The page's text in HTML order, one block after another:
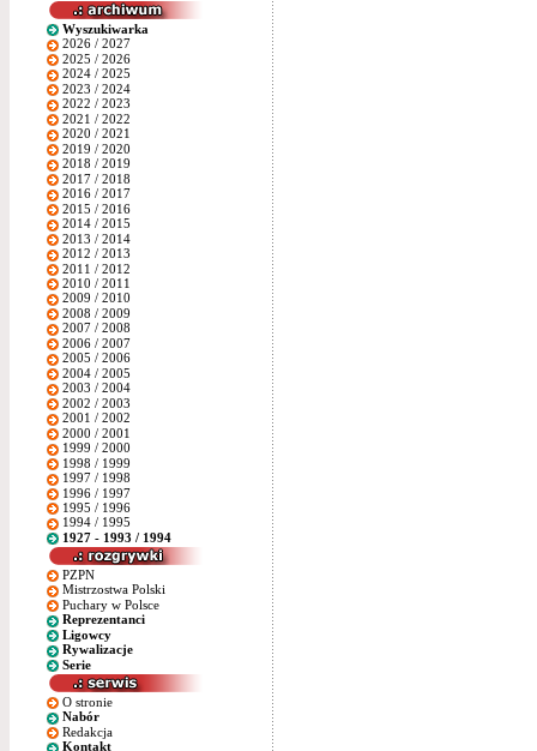
Wyszukiwarka
2026 / 2027
2025 / 2026
2024 / 2025
2023 / 2024
2022 / 2023
2021 / 2022
2020 / 2021
2019 / 2020
2018 / 2019
2017 / 2018
2016 / 2017
2015 / 2016
2014 / 2015
2013 / 2014
2012 / 2013
2011 / 2012
2010 / 2011
2009 / 2010
2008 / 2009
2007 / 2008
2006 / 2007
2005 / 2006
2004 / 2005
2003 / 2004
2002 / 2003
2001 / 2002
2000 / 2001
1999 / 2000
1998 / 1999
1997 / 1998
1996 / 1997
1995 / 1996
1994 / 1995
1927 - 1993 / 1994
PZPN
Mistrzostwa Polski
Puchary w Polsce
Reprezentanci
Ligowcy
Rywalizacje
Serie
O stronie
Nabór
Redakcja
Kontakt